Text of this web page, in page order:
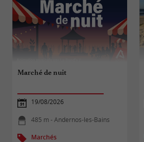
Marché de nuit
19/08/2026
485 m - Andernos-les-Bains
Marchés